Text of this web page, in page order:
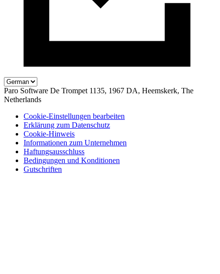
Paro Software De Trompet 1135, 1967 DA, Heemskerk, The
Netherlands
Cookie-Einstellungen bearbeiten
Erklärung zum Datenschutz
Cookie-Hinweis
Informationen zum Unternehmen
Haftungsausschluss
Bedingungen und Konditionen
Gutschriften